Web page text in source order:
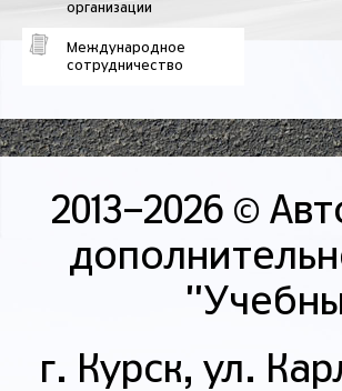
организации
Международное
сотрудничество
2013-2026 ©
г. Курск, ул.